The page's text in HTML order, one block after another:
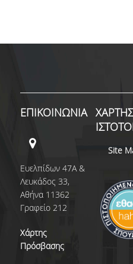
ΕΠΙΚΟΙΝΩΝΙΑ
Ευελπίδων 47Α &
Λευκάδος 33,
Αθήνα 11362
Γραφείο 212
Χάρτης
Πρόσβασης
Site